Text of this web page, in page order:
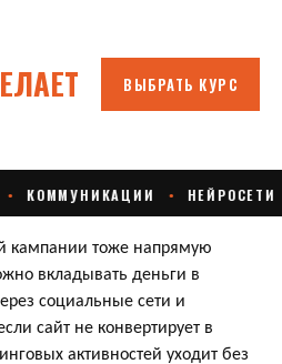
кампании тоже напрямую
вкладывать деньги в
социальные сети и
сайт не конвертирует в
активностей уходит без